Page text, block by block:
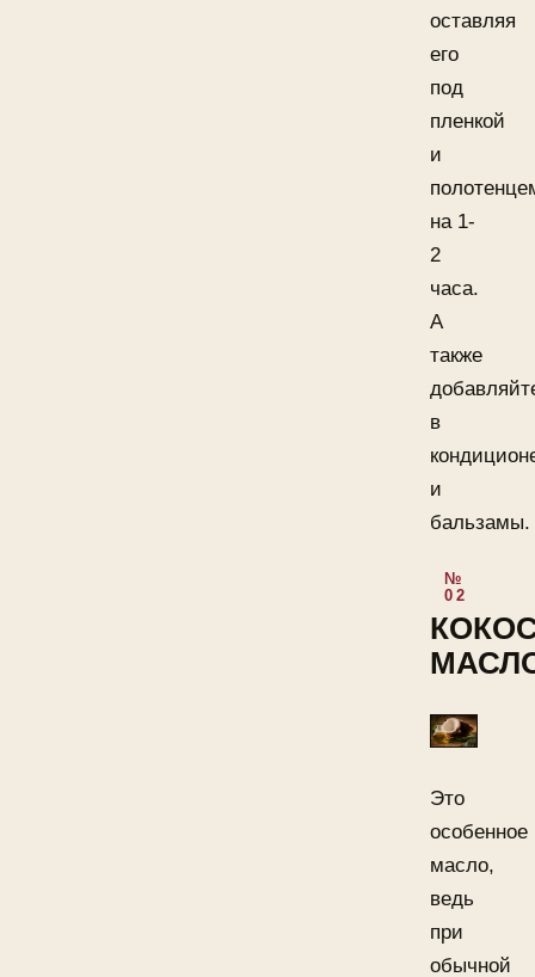
оставляя
его
под
пленкой
и
на 1-
2
часа.
А
также
в
и
бальзамы.
Это
особенное
масло,
ведь
при
обычной